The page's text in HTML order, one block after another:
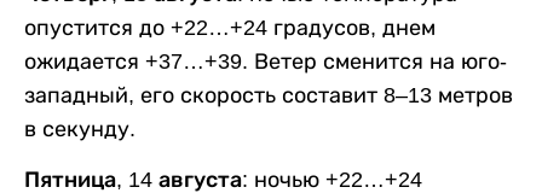
опустится до +22…+24 градусов, днем
ожидается +37…+39. Ветер сменится на юго-
западный, его скорость составит 8–13 метров
в секунду.
Пятница, 14 августа: ночью +22…+24